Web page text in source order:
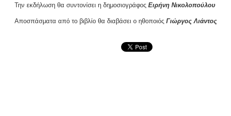
Την εκδήλωση θα συντονίσει η δημοσιογράφος ΕιρήνηΝικολοπούλου
Αποσπάσματα από το βιβλίο θα διαβάσει ο ηθοποιός Γιώργος Λιάντος